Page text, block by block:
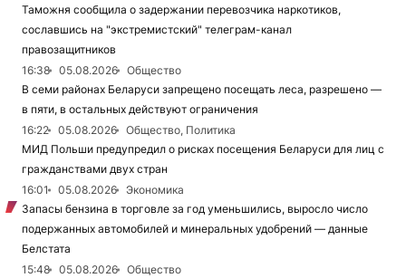
Таможня сообщила о задержании перевозчика наркотиков,
сославшись на "экстремистский" телеграм-канал
правозащитников
16:38
05.08.2026
Общество
В семи районах Беларуси запрещено посещать леса, разрешено —
в пяти, в остальных действуют ограничения
16:22
05.08.2026
Общество, Политика
МИД Польши предупредил о рисках посещения Беларуси для лиц с
гражданствами двух стран
16:01
05.08.2026
Экономика
Запасы бензина в торговле за год уменьшились, выросло число
подержанных автомобилей и минеральных удобрений — данные
Белстата
15:48
05.08.2026
Общество